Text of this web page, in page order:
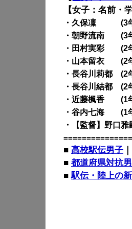
【女子：名前・
・久保凜 (3
・朝野流南 (3
・田村実彩 (2
・山本留衣 (2
・長谷川莉都
・長谷川結都
・近藤楓香 (1
・谷内七海 (1
・【監督】野口雅
■ 高校駅伝男子 ｜
■ 都道府県対抗
■駅伝・陸上の